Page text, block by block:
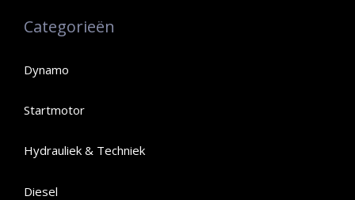
Categorieën
Dynamo
Startmotor
Hydrauliek & Techniek
Diesel